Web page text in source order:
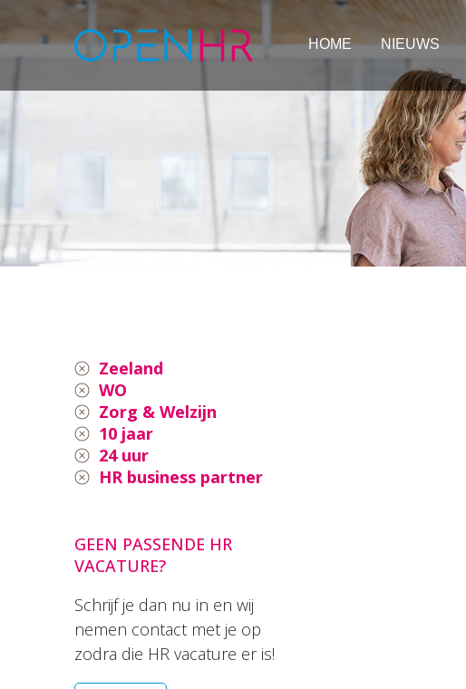
HOME NIEUWS
Zeeland
WO
Zorg & Welzijn
10 jaar
24 uur
HR business partner
GEEN PASSENDE HR
VACATURE?
Schrijf je dan nu in en wij
nemen contact met je op
zodra die HR vacature er is!